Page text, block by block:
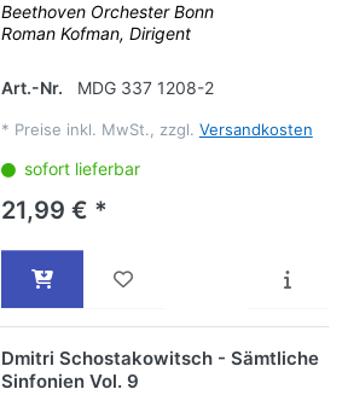
Beethoven Orchester Bonn
Roman Kofman, Dirigent
Art.-Nr. MDG 337 1208-2
* Preise inkl. MwSt., zzgl. Versandkosten
sofort lieferbar
21,99 € *
Dmitri Schostakowitsch - Sämtliche
Sinfonien Vol. 9